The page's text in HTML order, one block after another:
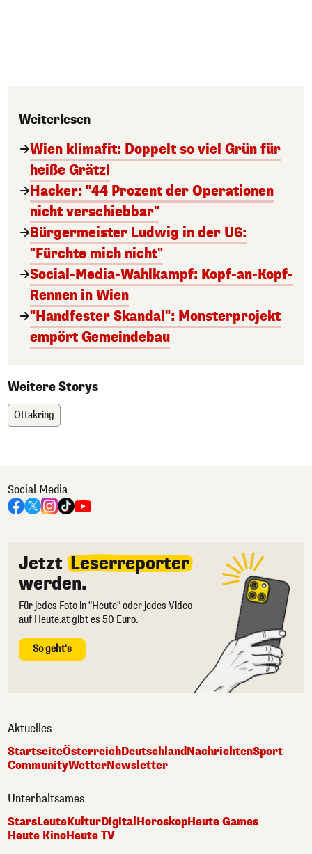
Weiterlesen
Wien klimafit: Doppelt so viel Grün für
heiße Grätzl
Hacker: "44 Prozent der Operationen
nicht verschiebbar"
Bürgermeister Ludwig in der U6:
"Fürchte mich nicht"
Social-Media-Wahlkampf: Kopf-an-Kopf-
Rennen in Wien
"Handfester Skandal": Monsterprojekt
empört Gemeindebau
Weitere Storys
Ottakring
Social Media
Jetzt Leserreporter
werden.
Für jedes Foto in "Heute" oder jedes Video
auf Heute.at gibt es 50 Euro.
So geht's
Aktuelles
StartseiteÖsterreichDeutschlandNachrichtenSport
CommunityWetterNewsletter
Unterhaltsames
StarsLeuteKulturDigitalHoroskopHeute Games
Heute KinoHeute TV